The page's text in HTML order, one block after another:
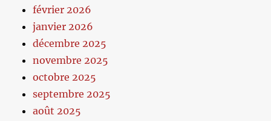
février 2026
janvier 2026
décembre 2025
novembre 2025
octobre 2025
septembre 2025
août 2025